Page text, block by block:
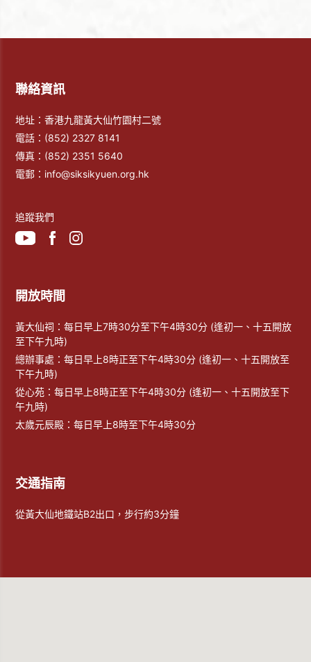
聯絡資訊
地址：香港九龍黃大仙竹園村二號
電話： (852) 2327 8141
傳真： (852) 2351 5640
電郵： info@siksikyuen.org.hk
追蹤我們
開放時間
黃大仙祠：每日早上7時30分至下午4時30分 (逢初一、十五開放
至下午九時)
總辦事處：每日早上8時正至下午4時30分 (逢初一、十五開放至
下午九時)
從心苑：每日早上8時正至下午4時30分 (逢初一、十五開放至下
午九時)
太歲元辰殿：每日早上8時至下午4時30分
交通指南
從黃大仙地鐵站B2出口，步行約3分鐘